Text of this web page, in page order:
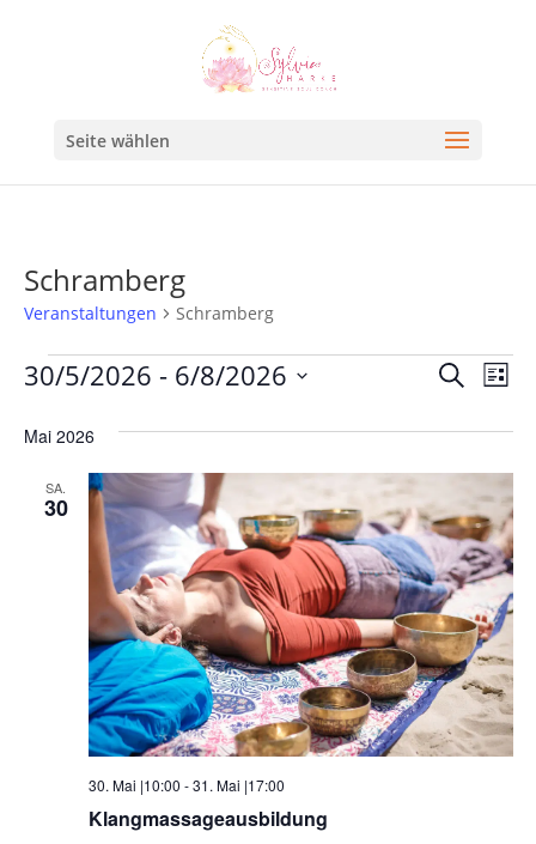
Seite wählen
Schramberg
Veranstaltungen Schramberg
und
SucheListe
30/5/2026 - 6/8/2026
wählen.
Mai 2026
SA.
30
Klangmassageausbildung
30. Mai |10:00 -31. Mai |17:00